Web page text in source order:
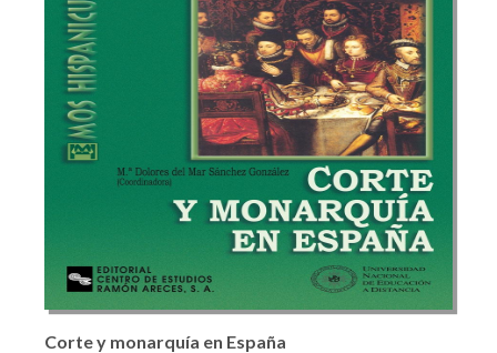
Corte y monarquía en España